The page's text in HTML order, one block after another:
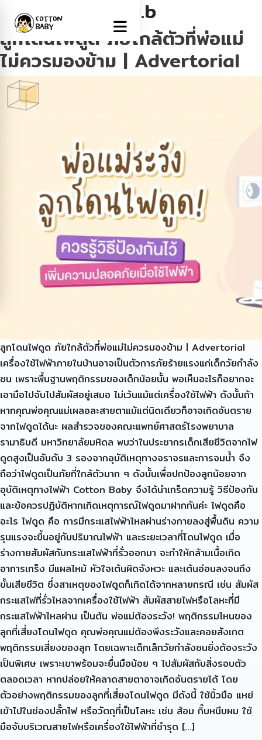
Author:
areeya.b
ลูกโดนไฟดูด ภัยใกล้ตัวที่พ่อแม่
ไม่ควรมองข้าม | Advertorial
ลูกโดนไฟดูด ภัยใกล้ตัวที่พ่อแม่ไม่ควรมองข้าม | Advertorial
เครื่องใช้ไฟฟ้าภายในบ้านอาจเป็นตัวการภัยร้ายแรงแก่เด็กวัยกำลัง
ซน เพราะพื้นฐานพฤติกรรมของเด็กน้อยนั้น พอเห็นอะไรก็อยากจะ
เอามือไปจับไปสัมผัสอยู่เสมอ ไม่เว้นแม้แต่เครื่องใช้ไฟฟ้า ดังนั้นถ้า
หากคุณพ่อคุณแม่เผลอละสายตาแม้แต่นิดเดียวก็อาจเกิดอันตราย
จากไฟดูดได้นะ ผลสำรวจของคณะแพทย์ศาสตร์โรงพยาบาล
รามาธิบดี มหาวิทยาลัยมหิดล พบว่าในประชากรเด็กเสียชีวิตจากไฟ
ดูดสูงเป็นอันดับ 3 รองจากอุบัติเหตุทางจราจรและการจมน้ำ จึง
ถือว่าไฟดูดเป็นภัยที่ใกล้ตัวมาก ๆ ดังนั้นเพื่อปกป้องลูกน้อยจาก
อุบัติเหตุทางไฟฟ้า Cotton Baby จึงได้นำเกร็ดความรู้ วิธีป้องกัน
และข้อควรปฏิบัติหากเกิดเหตุการณ์ไฟดูดมาฝากกันค่ะ ไฟดูดคือ
อะไร ไฟดูด คือ การมีกระแสไฟฟ้าไหลผ่านร่างกายลงสู่พื้นดิน ความ
รุนแรงจะขึ้นอยู่กับปริมาณไฟฟ้า และระยะเวลาที่โดนไฟดูด เมื่อ
ร่างกายสัมผัสกับกระแสไฟฟ้าที่รั่วออกมา จะทำให้กล้ามเนื้อเกิด
อาการเกร็ง มีแผลไหม้ หัวใจเต้นผิดจังหวะ และเต้นอ่อนลงจนถึง
ขั้นเสียชีวิต ซึ่งสาเหตุของไฟดูดก็เกิดได้จากหลายกรณี เช่น สัมผัส
กระแสไฟที่รั่วไหลจากเครื่องใช้ไฟฟ้า สัมผัสสายไฟหรือโลหะที่มี
กระแสไฟฟ้าไหลผ่าน เป็นต้น พ่อแม่ต้องระวัง! พฤติกรรมไหนของ
ลูกที่เสี่ยงโดนไฟดูด คุณพ่อคุณแม่ต้องพึงระวังและคอยสังเกต
พฤติกรรมเสี่ยงของลูก โดยเฉพาะเด็กเล็กวัยกำลังซนยิ่งต้องระวัง
เป็นพิเศษ เพราะเขาพร้อมจะยื่นมือน้อย ๆ ไปสัมผัสกับสิ่งรอบตัว
ตลอดเวลา หากปล่อยให้คลาดสายตาอาจเกิดอันตรายได้ โดย
ตัวอย่างพฤติกรรมของลูกที่เสี่ยงโดนไฟดูด มีดังนี้ ใช้นิ้วมือ แหย่
เข้าไปในช่องปลั๊กไฟ หรือวัตถุที่เป็นโลหะ เช่น ส้อม กิ๊บหนีบผม ใช้
มือจับบริเวณสายไฟหรือเครื่องใช้ไฟฟ้าที่ชำรุด […]